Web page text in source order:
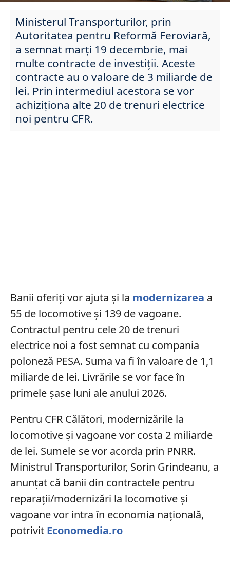
Ministerul Transporturilor, prin
Autoritatea pentru Reformă Feroviară,
a semnat marți 19 decembrie, mai
multe contracte de investiții. Aceste
contracte au o valoare de 3 miliarde de
lei. Prin intermediul acestora se vor
achiziționa alte 20 de trenuri electrice
noi pentru CFR.
Banii oferiți vor ajuta și la modernizarea a
55 de locomotive și 139 de vagoane.
Contractul pentru cele 20 de trenuri
electrice noi a fost semnat cu compania
poloneză PESA. Suma va fi în valoare de 1,1
miliarde de lei. Livrările se vor face în
primele șase luni ale anului 2026.
Pentru CFR Călători, modernizările la
locomotive și vagoane vor costa 2 miliarde
de lei. Sumele se vor acorda prin PNRR.
Ministrul Transporturilor, Sorin Grindeanu, a
anunțat că banii din contractele pentru
reparații/modernizări la locomotive și
vagoane vor intra în economia națională,
potrivit Economedia.ro